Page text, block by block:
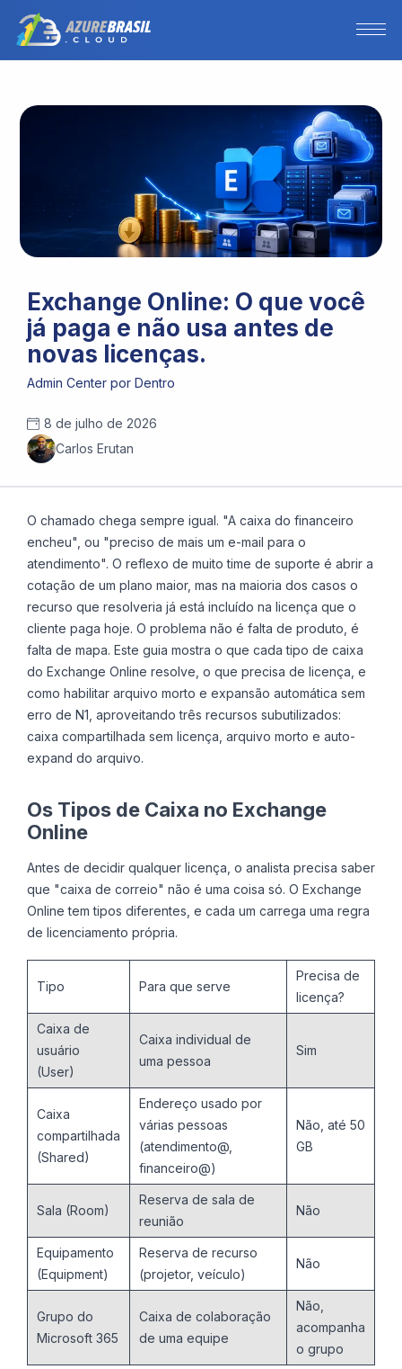
Exchange Online: O que você
já paga e não usa antes de
novas licenças.
Admin Center por Dentro
8 de julho de 2026
Carlos Erutan
O chamado chega sempre igual. "A caixa do financeiro
encheu", ou "preciso de mais um e-mail para o
atendimento". O reflexo de muito time de suporte é abrir a
cotação de um plano maior, mas na maioria dos casos o
recurso que resolveria já está incluído na licença que o
cliente paga hoje. O problema não é falta de produto, é
falta de mapa. Este guia mostra o que cada tipo de caixa
do Exchange Online resolve, o que precisa de licença, e
como habilitar arquivo morto e expansão automática sem
erro de N1, aproveitando três recursos subutilizados:
caixa compartilhada sem licença, arquivo morto e auto-
expand do arquivo.
Os Tipos de Caixa no Exchange
Online
Antes de decidir qualquer licença, o analista precisa saber
que "caixa de correio" não é uma coisa só. O Exchange
Online tem tipos diferentes, e cada um carrega uma regra
de licenciamento própria.
Tipo Para que serve
Precisa de
licença?
Caixa de
usuário
(User)
Caixa individual de
uma pessoa
Sim
Caixa
compartilhada
(Shared)
Endereço usado por
várias pessoas
(atendimento@,
financeiro@)
Não, até 50
GB
Sala (Room)
Reserva de sala de
reunião
Não
Equipamento
(Equipment)
Reserva de recurso
(projetor, veículo)
Não
Grupo do
Microsoft 365
Caixa de colaboração
de uma equipe
Não,
acompanha
o grupo